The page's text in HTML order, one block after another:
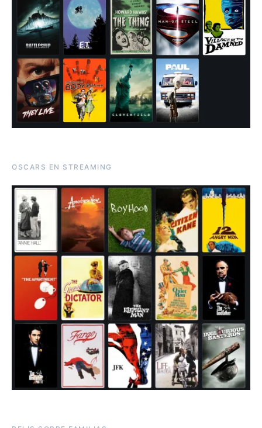
OSCARS EN STREAMING